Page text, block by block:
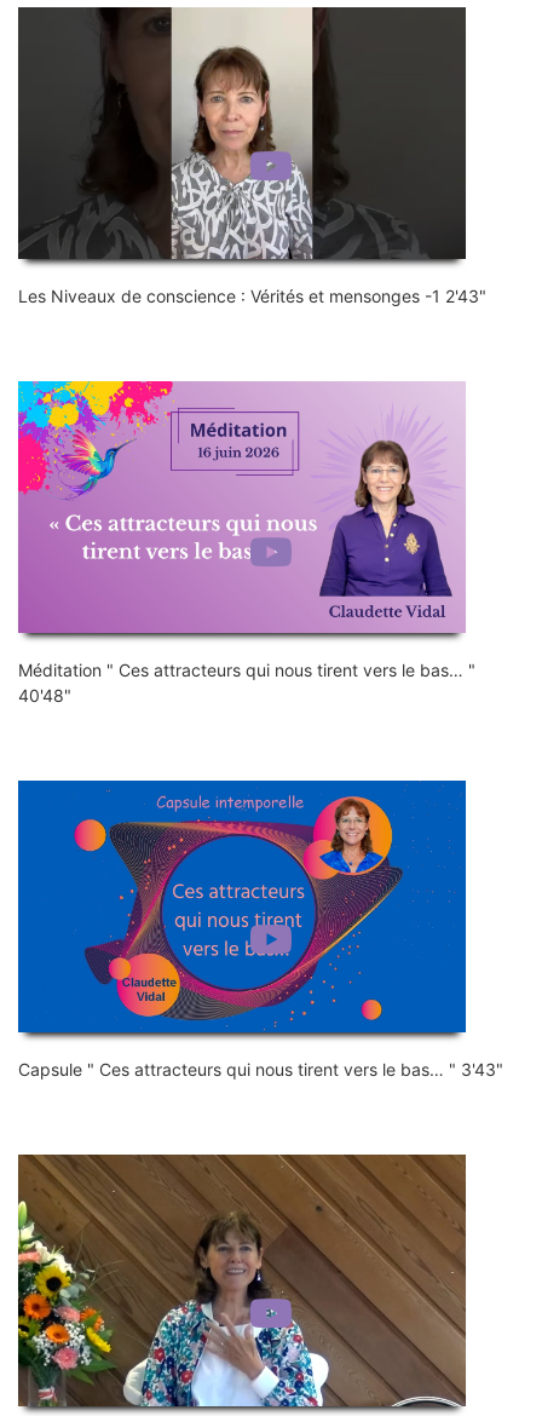
Les Niveaux de conscience : Vérités et mensonges -1 2'43"
Méditation " Ces attracteurs qui nous tirent vers le bas… "
40'48"
Capsule " Ces attracteurs qui nous tirent vers le bas… " 3'43"